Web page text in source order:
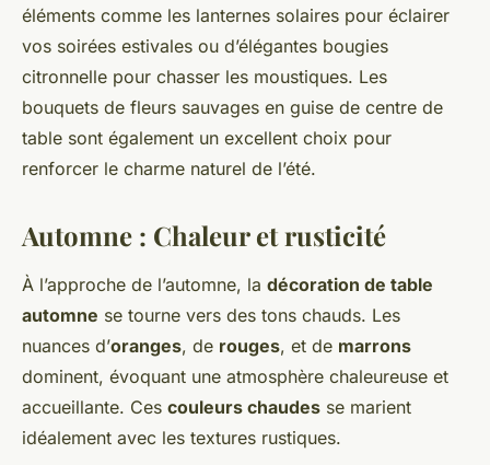
éléments comme les lanternes solaires pour éclairer
vos soirées estivales ou d’élégantes bougies
citronnelle pour chasser les moustiques. Les
bouquets de fleurs sauvages en guise de centre de
table sont également un excellent choix pour
renforcer le charme naturel de l’été.
Automne : Chaleur et rusticité
À l’approche de l’automne, la décoration de table
automne se tourne vers des tons chauds. Les
nuances d’oranges, de rouges, et de marrons
dominent, évoquant une atmosphère chaleureuse et
accueillante. Ces couleurs chaudes se marient
idéalement avec les textures rustiques.